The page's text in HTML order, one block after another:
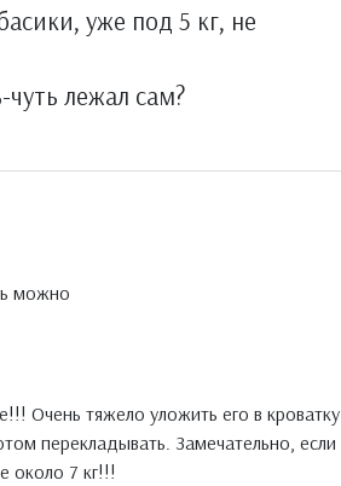
уже под 5 кг, не
лежал сам?
можно
Очень тяжело уложить его в кроватку
перекладывать. Замечательно, если
около 7 кг!!!